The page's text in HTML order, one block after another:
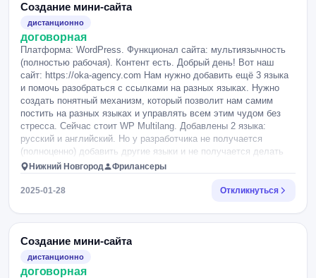
Создание мини-сайта
дистанционно
договорная
Платформа: WordPress. Функционал сайта: мультиязычность
(полностью рабочая). Контент есть. Добрый день! Вот наш
сайт: https://oka-agency.com Нам нужно добавить ещё 3 языка
и помочь разобраться с ссылками на разных языках. Нужно
создать понятный механизм, который позволит нам самим
постить на разных языках и управлять всем этим чудом без
стресса. Сейчас стоит WP Multilang. Добавлены 2 языка:
русский и английский. Но у разработчика не получается
(полноценно) добавить другие языки и не получается делать
ссылки на разных языках. Либо ограничения плагина, либо
разработчика ))) Спасибо! Влад.
Нижний Новгород Фрилансеры
2025-01-28 Откликнуться
Создание мини-сайта
дистанционно
договорная